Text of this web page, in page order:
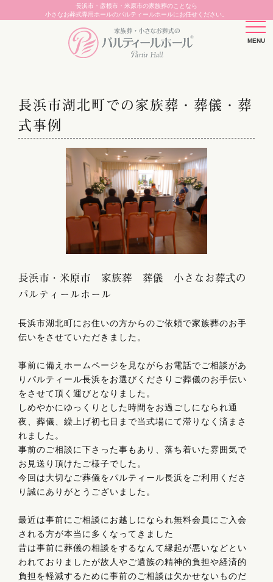
長浜市・彦根市・米原市の家族葬のことなら
小さなお葬式専用ホールのパルティールホールにお任せください。
長浜市湖北町での家族葬・葬儀・葬
式事例
長浜市・米原市 家族葬 葬儀 小さなお葬式の
パルティールホール
長浜市湖北町にお住いの方からのご依頼で家族葬のお手
伝いをさせていただきました。
事前に備えホームページを見ながらお電話でご相談があ
りパルティール長浜をお選びくださりご葬儀のお手伝い
をさせて頂く運びとなりました。
しめやかにゆっくりとした時間をお過ごしになられ通
夜、葬儀、繰上げ初七日まで当式場にて滞りなく済まさ
れました。
事前のご相談に下さった事もあり、落ち着いた雰囲気で
お見送り頂けたご様子でした。
今回は大切なご葬儀をパルティール長浜をご利用くださ
り誠にありがとうございました。
最近は事前にご相談にお越しになられ無料会員にご入会
される方が本当に多くなってきました
昔は事前に葬儀の相談をするなんて縁起が悪いなどとい
われておりましたが故人やご遺族の精神的負担や経済的
負担を軽減するために事前のご相談は欠かせないものだ